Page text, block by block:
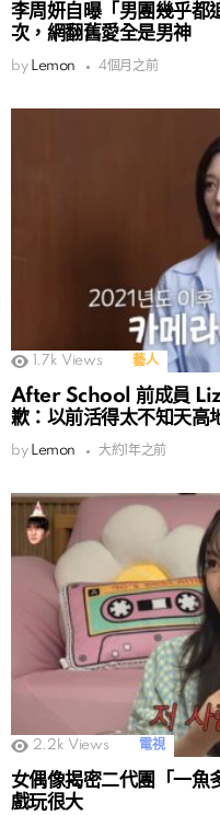
李周妍自曝「男團幾乎
次，網翻舊愛全是男神
by Lemon 4個月之前
1.7k Views 藝人
After School 前成員
歉：以前活得太不知天高
by Lemon 大約1年之前
2.2k Views 電視
女偶像揭密二代團「一魚
戲玩很大